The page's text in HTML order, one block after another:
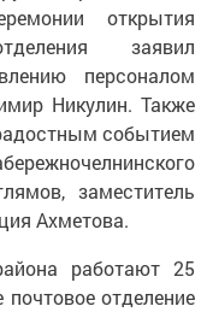
открытия
заявил
персоналом
Никулин. Также
событием
заместитель
Ахметова.
работают 25
отделение